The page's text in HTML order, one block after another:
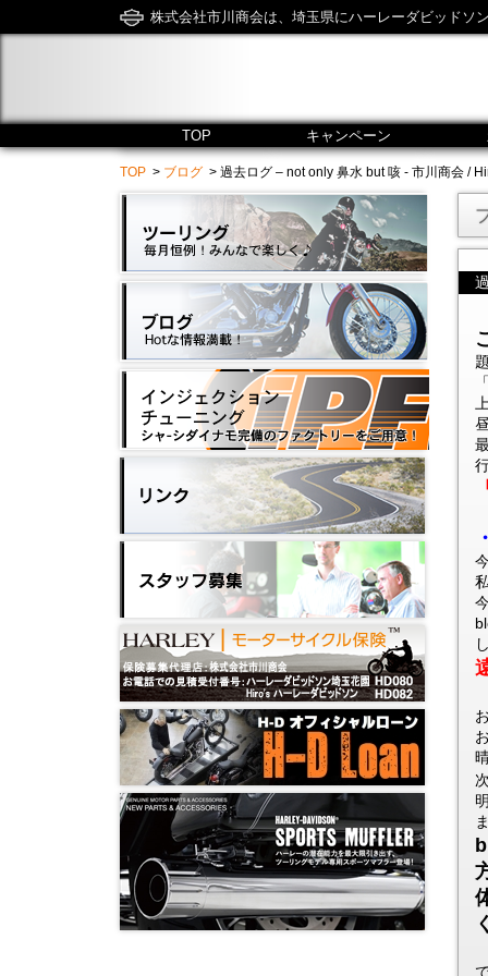
株式会社市川商会は、埼玉県にハーレーダビッドソ
TOP キャンペーン
TOP > ブログ > 過去ログ – not only 鼻水 but 咳 - 市川商会 /